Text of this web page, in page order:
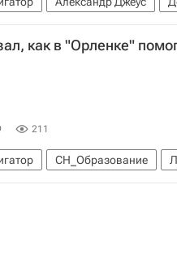
Республика
Орленок
Общество
как в "Орленке"
211
СН_Образование
центр)
Общество Дети